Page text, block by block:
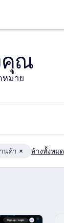
คุณ
หมาย
นค้า ล้างทั้งหมด